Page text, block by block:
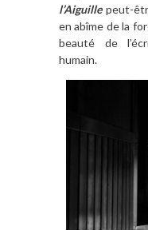
l’Aiguillepeut-
en abîme de la
beauté de
humain.